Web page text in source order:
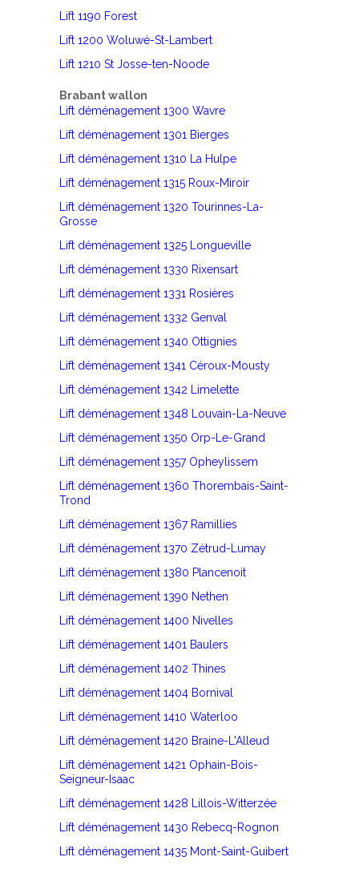
Lift 1190 Forest
Lift 1200 Woluwé-St-Lambert
Lift 1210 St Josse-ten-Noode
Brabant wallon
Lift déménagement 1300 Wavre
Lift déménagement 1301 Bierges
Lift déménagement 1310 La Hulpe
Lift déménagement 1315 Roux-Miroir
Lift déménagement 1320 Tourinnes-La-
Grosse
Lift déménagement 1325 Longueville
Lift déménagement 1330 Rixensart
Lift déménagement 1331 Rosières
Lift déménagement 1332 Genval
Lift déménagement 1340 Ottignies
Lift déménagement 1341 Céroux-Mousty
Lift déménagement 1342 Limelette
Lift déménagement 1348 Louvain-La-Neuve
Lift déménagement 1350 Orp-Le-Grand
Lift déménagement 1357 Opheylissem
Lift déménagement 1360 Thorembais-Saint-
Trond
Lift déménagement 1367 Ramillies
Lift déménagement 1370 Zétrud-Lumay
Lift déménagement 1380 Plancenoit
Lift déménagement 1390 Nethen
Lift déménagement 1400 Nivelles
Lift déménagement 1401 Baulers
Lift déménagement 1402 Thines
Lift déménagement 1404 Bornival
Lift déménagement 1410 Waterloo
Lift déménagement 1420 Braine-L'Alleud
Lift déménagement 1421 Ophain-Bois-
Seigneur-Isaac
Lift déménagement 1428 Lillois-Witterzée
Lift déménagement 1430 Rebecq-Rognon
Lift déménagement 1435 Mont-Saint-Guibert